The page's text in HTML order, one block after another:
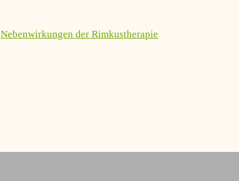
Nebenwirkungen der Rimkustherapie